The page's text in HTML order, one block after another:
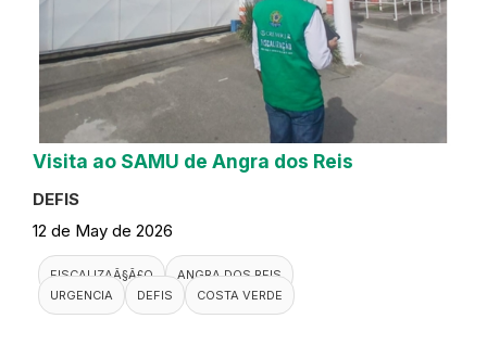
Visita ao SAMU de Angra dos Reis
DEFIS
12 de May de 2026
FISCALIZAÃ§Ã£O
ANGRA DOS REIS
URGENCIA
DEFIS COSTA VERDE